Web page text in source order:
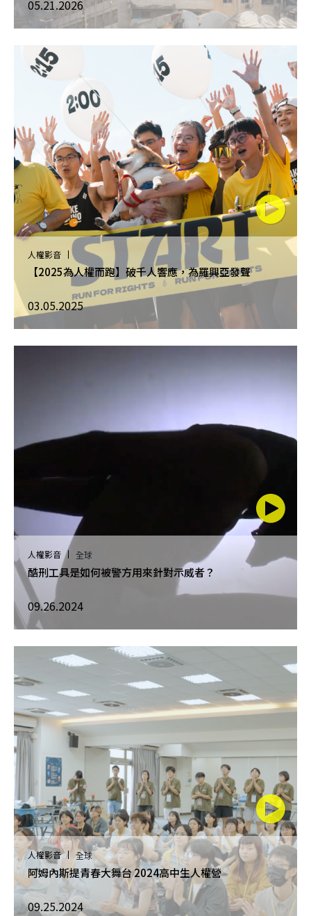
05.21.2026
人權影音
【2025為人權而跑】破千人響應，為羅興亞發聲
03.05.2025
人權影音 全球
酷刑工具是如何被警方用來針對示威者？
09.26.2024
人權影音 全球
阿姆內斯提青春大舞台 2024高中生人權營
09.25.2024